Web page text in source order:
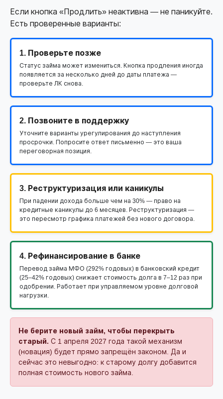
Если кнопка «Продлить» неактивна — не паникуйте.
Есть проверенные варианты:
1. Проверьте позже
Статус займа может измениться. Кнопка продления иногда
появляется за несколько дней до даты платежа —
проверьте ЛК снова.
2. Позвоните в поддержку
Уточните варианты урегулирования до наступления
просрочки. Попросите ответ письменно — это ваша
переговорная позиция.
3. Реструктуризация или каникулы
При падении дохода больше чем на 30% — право на
кредитные каникулы до 6 месяцев. Реструктуризация —
это пересмотр графика платежей без нового договора.
4. Рефинансирование в банке
Перевод займа МФО (292% годовых) в банковский кредит
(25–42% годовых) снижает стоимость долга в 7–12 раз при
одобрении. Работает при управляемом уровне долговой
нагрузки.
Не берите новый займ, чтобы перекрыть
старый. С 1 апреля 2027 года такой механизм
(новация) будет прямо запрещён законом. Да и
сейчас это невыгодно: к старому долгу добавится
полная стоимость нового займа.